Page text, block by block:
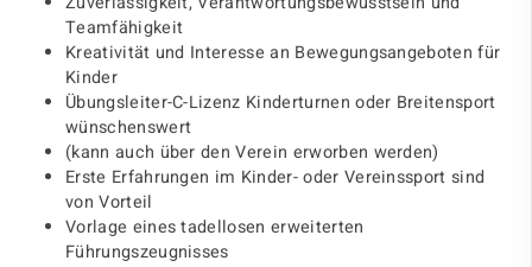
Teamfähigkeit
Kreativität und Interesse an Bewegungsangeboten für
Kinder
Übungsleiter-C-Lizenz Kinderturnen oder Breitensport
wünschenswert
(kann auch über den Verein erworben werden)
Erste Erfahrungen im Kinder- oder Vereinssport sind
von Vorteil
Vorlage eines tadellosen erweiterten
Führungszeugnisses